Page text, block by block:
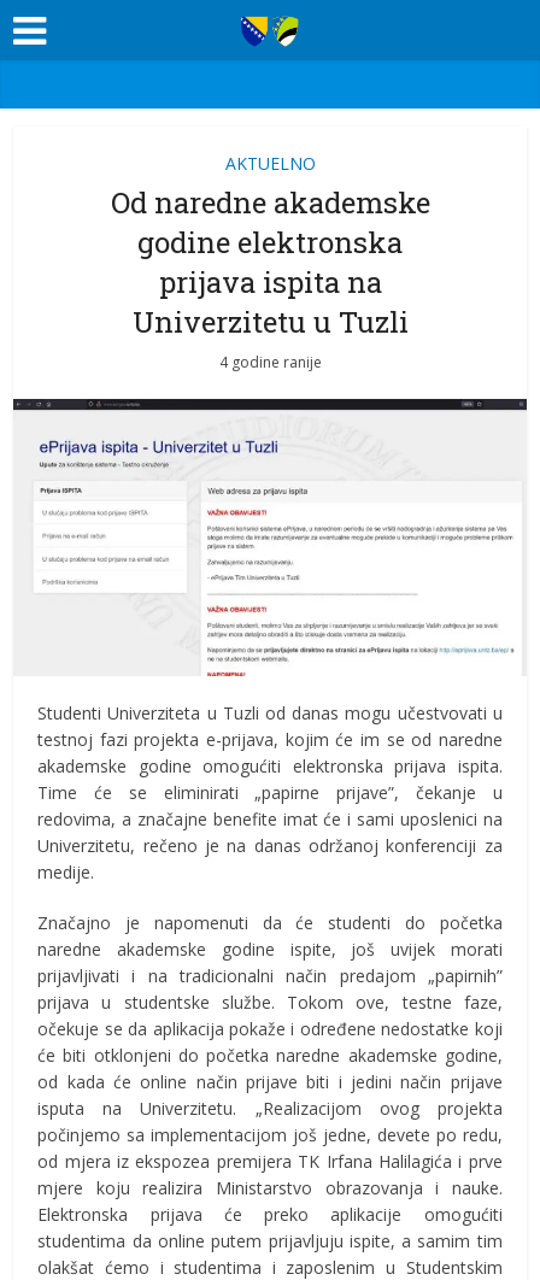
AKTUELNO
Od naredne akademske
godine elektronska
prijava ispita na
Univerzitetu u Tuzli
4 godine ranije
Studenti Univerziteta u Tuzli od danas mogu učestvovati u
testnoj fazi projekta e-prijava, kojim će im se od naredne
akademske godine omogućiti elektronska prijava ispita.
Time će se eliminirati „papirne prijave”, čekanje u
redovima, a značajne benefite imat će i sami uposlenici na
Univerzitetu, rečeno je na danas održanoj konferenciji za
medije.
Značajno je napomenuti da će studenti do početka
naredne akademske godine ispite, još uvijek morati
prijavljivati i na tradicionalni način predajom „papirnih”
prijava u studentske službe. Tokom ove, testne faze,
očekuje se da aplikacija pokaže i određene nedostatke koji
će biti otklonjeni do početka naredne akademske godine,
od kada će online način prijave biti i jedini način prijave
isputa na Univerzitetu. „Realizacijom ovog projekta
počinjemo sa implementacijom još jedne, devete po redu,
od mjera iz ekspozea premijera TK Irfana Halilagića i prve
mjere koju realizira Ministarstvo obrazovanja i nauke.
Elektronska prijava će preko aplikacije omogućiti
studentima da online putem prijavljuju ispite, a samim tim
olakšat ćemo i studentima i zaposlenim u Studentskim